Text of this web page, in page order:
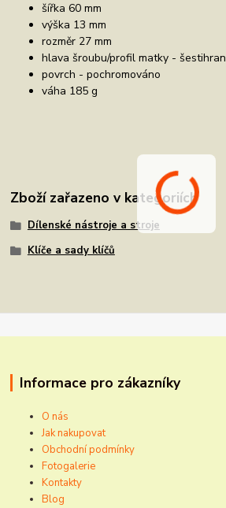
šířka 60 mm
výška 13 mm
rozměr 27 mm
hlava šroubu/profil matky - šestihran
povrch - pochromováno
váha 185 g
Zboží zařazeno v kategoriích
Dílenské nástroje a stroje
Klíče a sady klíčů
Informace pro zákazníky
O nás
Jak nakupovat
Obchodní podmínky
Fotogalerie
Kontakty
Blog